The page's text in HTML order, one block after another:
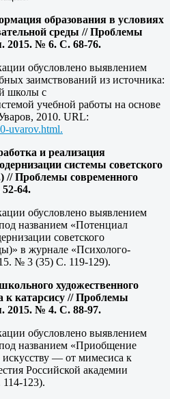
образования в условиях
среды // Проблемы
2015. № 6. С. 68-76.
обусловлено выявлением
заимствований из источника:
школы с
учебной работы на основе
2010. URL:
uvarov.html.
и реализация
системы советского
// Проблемы современного
64.
обусловлено выявлением
названием «Потенциал
советского
в журнале «Психолого-
№ 3 (35) С. 119-129).
художественного
к катарсису // Проблемы
2015. № 4. С. 88-97.
обусловлено выявлением
названием «Приобщение
— от мимесиса к
Российской академии
123).